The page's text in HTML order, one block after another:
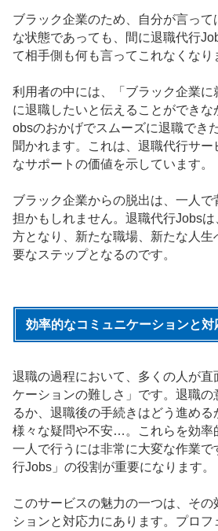
ブラック企業のため、自分が言って
な状態であっても、間に退職代行
て相手側も何も言ってこれなくなり
利用者の中には、「ブラック企業に
に退職したいと伝えることができな
obsのおかげでスムーズに退職でき
聞かれます。これは、退職代行サ
なサポートの価値を示しています。
ブラック企業からの脱出は、一人で
担かもしれません。退職代行Jobs
方となり、新たな職場、新たな人
要なステップとなるのです。
効率的なコミュニケーションと対
退職の過程において、多くの人が直
ケーションの難しさ」です。退職の
るか、退職後の手続きはどう進める
様々な疑問や不安…。これらを効率
一人で行うには非常に大変な作業
行Jobs」の役割が重要になります。
このサービスの魅力の一つは、そ
ションと対応力にあります。プロ